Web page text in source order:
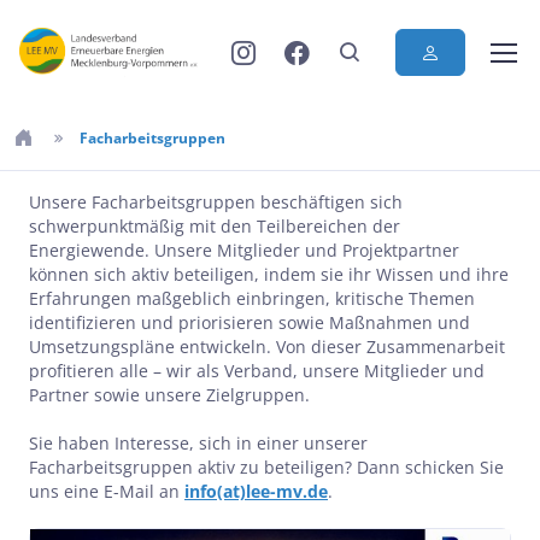
Facharbeitsgruppen
Unsere Facharbeitsgruppen beschäftigen sich
schwerpunktmäßig mit den Teilbereichen der
Energiewende. Unsere Mitglieder und Projektpartner
können sich aktiv beteiligen, indem sie ihr Wissen und ihre
Erfahrungen maßgeblich einbringen, kritische Themen
identifizieren und priorisieren sowie Maßnahmen und
Umsetzungspläne entwickeln. Von dieser Zusammenarbeit
profitieren alle – wir als Verband, unsere Mitglieder und
Partner sowie unsere Zielgruppen.
Sie haben Interesse, sich in einer unserer
Facharbeitsgruppen aktiv zu beteiligen? Dann schicken Sie
uns eine E-Mail an info(at)lee-mv.de.